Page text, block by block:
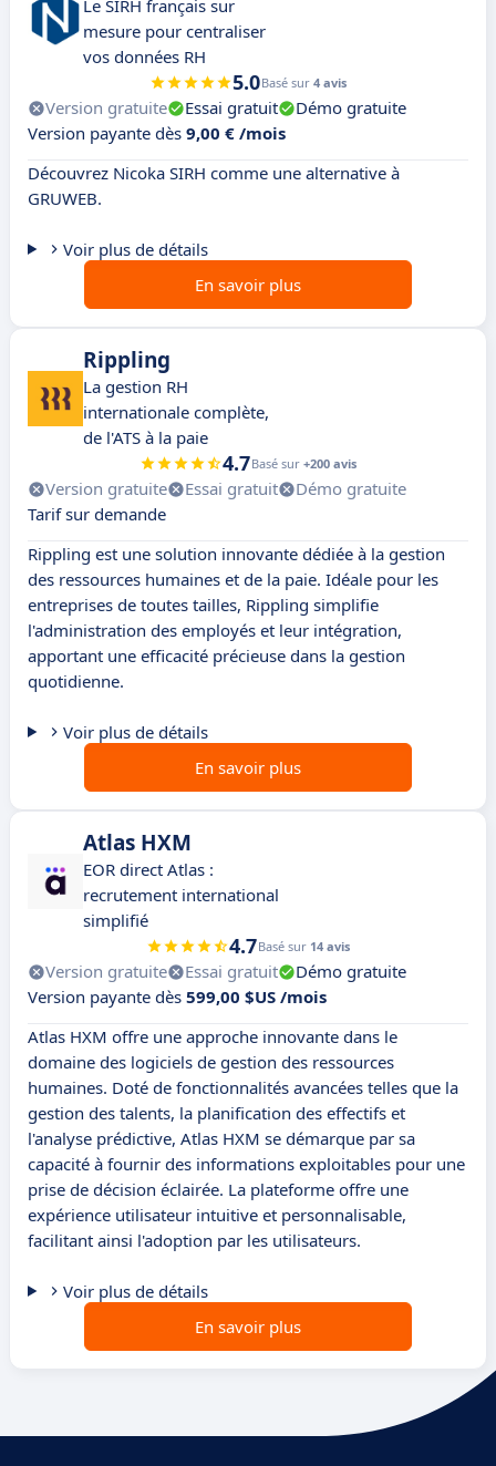
Le SIRH français sur
mesure pour centraliser
vos données RH
5.0Basé sur 4 avis
Version gratuite Essai gratuit
Démo gratuite
Version payante dès 9,00 € /mois
Découvrez Nicoka SIRH comme une alternative à
GRUWEB.
Voir plus de détails
En savoir plus
Rippling
La gestion RH
internationale complète,
de l'ATS à la paie
4.7Basé sur +200 avis
Version gratuite Essai gratuit
Démo gratuite
Tarif sur demande
Rippling est une solution innovante dédiée à la gestion
des ressources humaines et de la paie. Idéale pour les
entreprises de toutes tailles, Rippling simplifie
l'administration des employés et leur intégration,
apportant une efficacité précieuse dans la gestion
quotidienne.
Voir plus de détails
En savoir plus
Atlas HXM
EOR direct Atlas :
recrutement international
simplifié
4.7Basé sur 14 avis
Version gratuite Essai gratuit
Démo gratuite
Version payante dès 599,00 $US /mois
Atlas HXM offre une approche innovante dans le
domaine des logiciels de gestion des ressources
humaines. Doté de fonctionnalités avancées telles que la
gestion des talents, la planification des effectifs et
l'analyse prédictive, Atlas HXM se démarque par sa
capacité à fournir des informations exploitables pour une
prise de décision éclairée. La plateforme offre une
expérience utilisateur intuitive et personnalisable,
facilitant ainsi l'adoption par les utilisateurs.
Voir plus de détails
En savoir plus